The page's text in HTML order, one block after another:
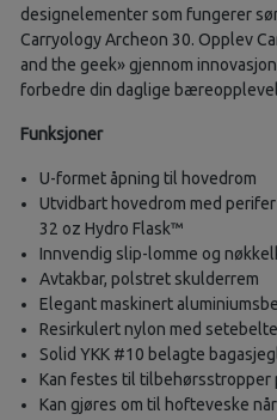
designelementer som fungerer
Carryology Archeon 30. Opplev
and the geek» gjennom
forbedre din daglige
Funksjoner
U-formet åpning til hovedrom
Utvidbart hovedrom med
32 oz Hydro Flask™
Innvendig slip-lomme og
Avtakbar, polstret skulderrem
Elegant maskinert
Resirkulert nylon med
Solid YKK #10 belagte
Kan festes til tilbehørsstropper
Kan gjøres om til hofteveske